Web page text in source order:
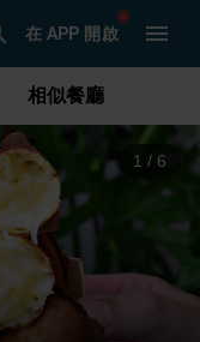
在 APP 開啟
相似餐廳
1 / 6